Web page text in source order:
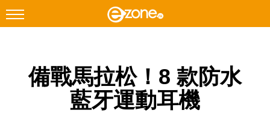
Facebook Instagram
備戰馬拉松！8 款防水
藍牙運動耳機